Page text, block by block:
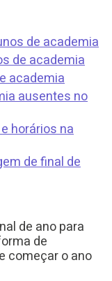
de academia
de academia
academia
ausentes no
horários na
de final de
de ano para
de
começar o ano